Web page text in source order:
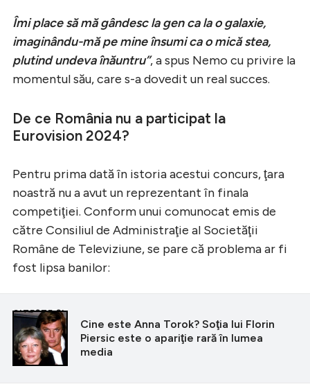
Îmi place să mă gândesc la gen ca la o galaxie,
imaginându-mă pe mine însumi ca o mică stea,
plutind undeva înăuntru”, a spus Nemo cu privire la
momentul său, care s-a dovedit un real succes.
De ce România nu a participat la
Eurovision 2024?
Pentru prima dată în istoria acestui concurs, ţara
noastră nu a avut un reprezentant în finala
competiţiei. Conform unui comunocat emis de
către Consiliul de Administraţie al Societăţii
Române de Televiziune, se pare că problema ar fi
fost lipsa banilor:
CITEȘTE ȘI
Cine este Anna Torok? Soţia lui Florin
Piersic este o apariţie rară în lumea
media